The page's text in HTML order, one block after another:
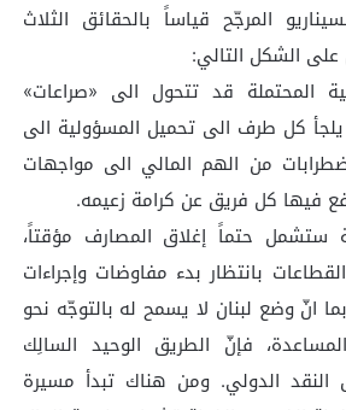
المرجّح قياساً بالحقائق الثلاث
على الشكل التالي:
المحتملة قد تتحول الى «صراعات»
كل طرف الى تحميل المسؤولية الى
من الهم المالي الى مواجهات
فيها كل فريق عن كرامة زعيمه.
ستشمل حتماً إغلاق المصارف مؤقتاً،
بانتظار بدء مفاوضات وإجراءات
من الأزمة. 3- بما انّ وضع لبنان لا يسمح له بالتوجّه نحو
فإنّ الطريق الوحيد السالِك
الدولي. ومن هناك تبدأ مسيرة